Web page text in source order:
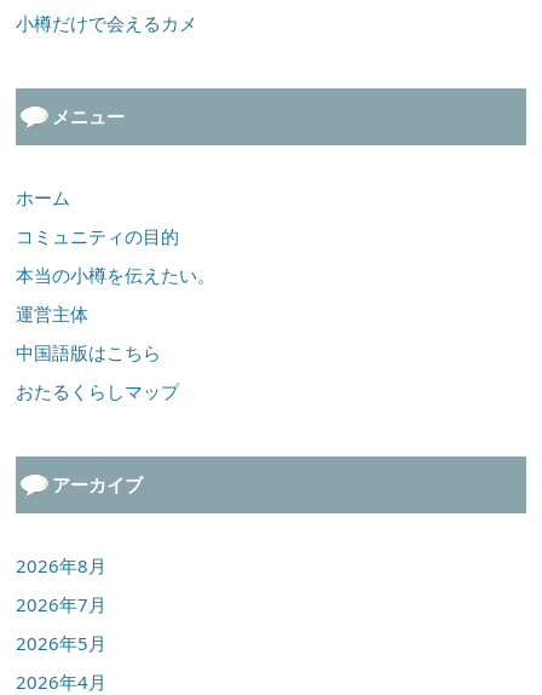
小樽だけで会えるカメ
メニュー
ホーム
コミュニティの目的
本当の小樽を伝えたい。
運営主体
中国語版はこちら
おたるくらしマップ
アーカイブ
2026年8月
2026年7月
2026年5月
2026年4月